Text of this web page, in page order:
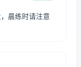
晨练时请注意